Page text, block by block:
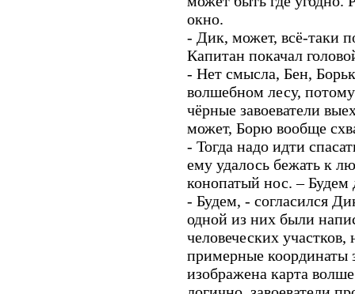
окно.
- Дик, может, всё-таки
Капитан покачал
- Нет смысла, Бен,
волшебном лесу,
чёрные завоеватели
может, Борю вообще
- Тогда надо идти
ему удалось бежать к
конопатый нос. – Будем
- Будем, - согласился
одной из них были
человеческих
примерные координаты
изображена карта